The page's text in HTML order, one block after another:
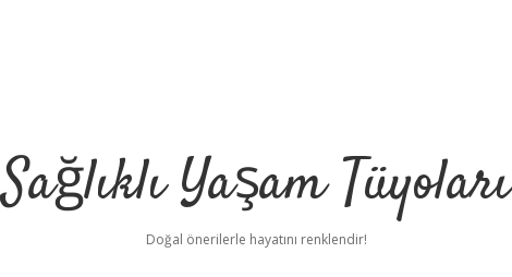
Sağlıklı Yaşam Tüyoları
Doğal önerilerle hayatını renklendir!